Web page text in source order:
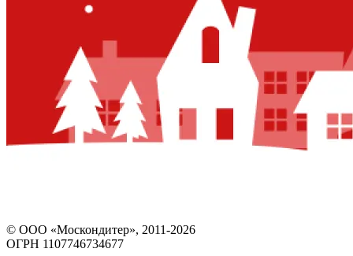
© ООО «Москондитер», 2011-2026
ОГРН 1107746734677